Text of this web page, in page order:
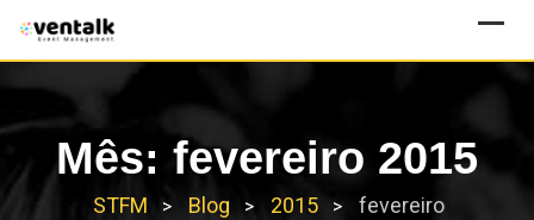
Mês: fevereiro 2015
STFM > Blog > 2015 > fevereiro